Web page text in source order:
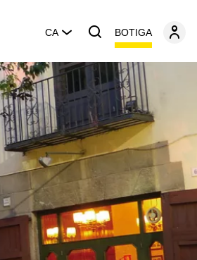
CA BOTIGA